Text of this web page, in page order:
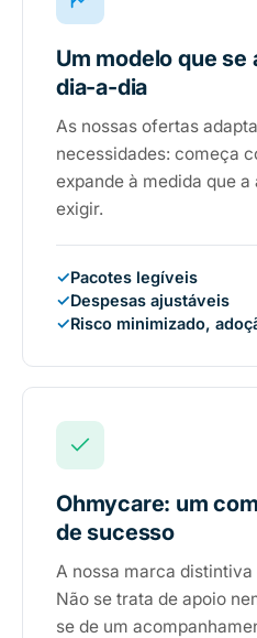
Um modelo que se
dia-a-dia
As nossas ofertas
necessidades: começa
expande à medida que
exigir.
✓Pacotes legíveis
✓Despesas ajustáveis
✓Risco minimizado,
Ohmycare: um
de sucesso
A nossa marca
Não se trata de apoio
se de um